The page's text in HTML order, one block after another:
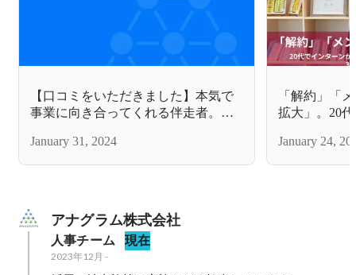
【口コミをいただきました】本気で
事業に向き合ってくれる伴走者。気
January 31, 2024
「解約」「
拡大」。20
つの経験か
January 24,
アナグラム株式会社
人事チーム 現在
2023年12月 -